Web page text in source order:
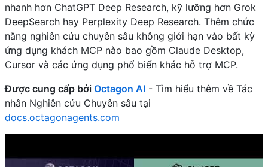
nhanh hơn ChatGPT Deep Research, kỹ lưỡng hơn Grok
DeepSearch hay Perplexity Deep Research. Thêm chức
năng nghiên cứu chuyên sâu không giới hạn vào bất kỳ
ứng dụng khách MCP nào bao gồm Claude Desktop,
Cursor và các ứng dụng phổ biến khác hỗ trợ MCP.
Được cung cấp bởi Octagon AI - Tìm hiểu thêm về Tác
nhân Nghiên cứu Chuyên sâu tại
docs.octagonagents.com